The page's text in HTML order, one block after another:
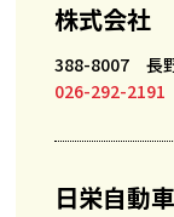
株式会社
388-8007 長
026-292-2191
日栄自動